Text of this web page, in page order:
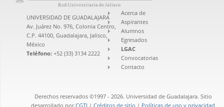
UNIVERSIDAD DE GUADALAJARA
Av. Juárez No. 976, Colonia Centro,
C.P. 44100, Guadalajara, Jalisco,
México
Teléfono: +52 (33) 3134 2222
Acerca de
Aspirantes
Alumnos
Egresados
LGAC
Convocatorias
Contacto
Derechos reservados ©1997 - 2026. Universidad de Guadalajara. Sitio
desarrollado porCGTI | Créditos de sitio | Políticas de uso y privacidad